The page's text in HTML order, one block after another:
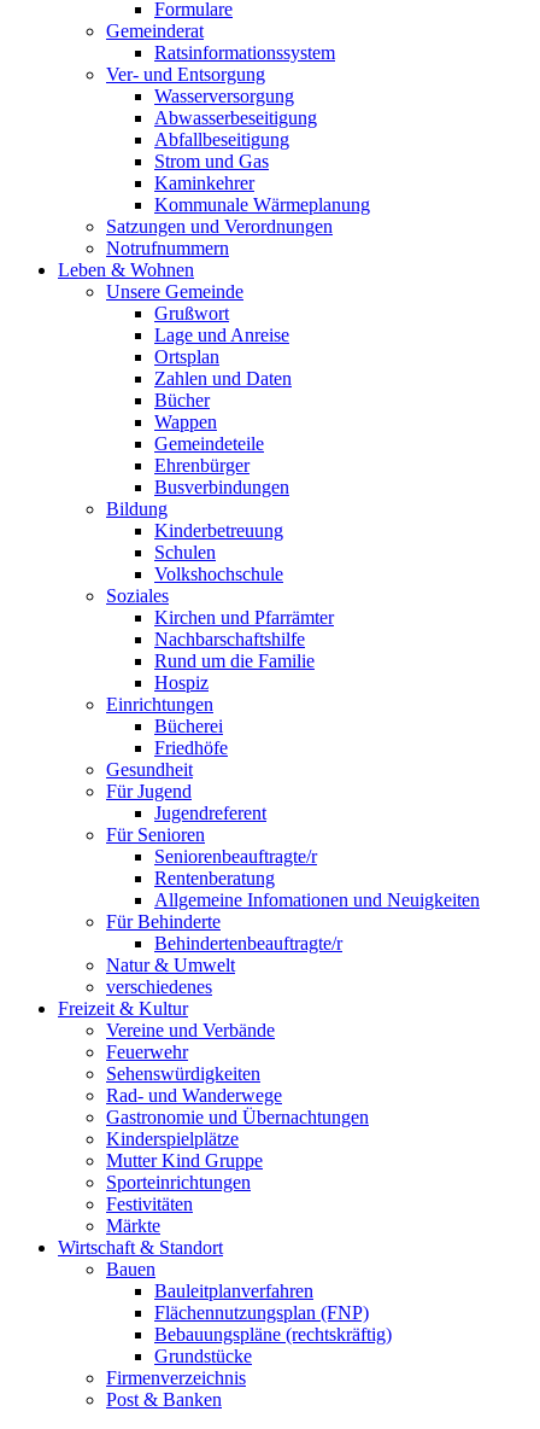
Formulare
Gemeinderat
Ratsinformationssystem
Ver- und Entsorgung
Wasserversorgung
Abwasserbeseitigung
Abfallbeseitigung
Strom und Gas
Kaminkehrer
Kommunale Wärmeplanung
Satzungen und Verordnungen
Notrufnummern
Leben & Wohnen
Unsere Gemeinde
Grußwort
Lage und Anreise
Ortsplan
Zahlen und Daten
Bücher
Wappen
Gemeindeteile
Ehrenbürger
Busverbindungen
Bildung
Kinderbetreuung
Schulen
Volkshochschule
Soziales
Kirchen und Pfarrämter
Nachbarschaftshilfe
Rund um die Familie
Hospiz
Einrichtungen
Bücherei
Friedhöfe
Gesundheit
Für Jugend
Jugendreferent
Für Senioren
Seniorenbeauftragte/r
Rentenberatung
Allgemeine Infomationen und Neuigkeiten
Für Behinderte
Behindertenbeauftragte/r
Natur & Umwelt
verschiedenes
Freizeit & Kultur
Vereine und Verbände
Feuerwehr
Sehenswürdigkeiten
Rad- und Wanderwege
Gastronomie und Übernachtungen
Kinderspielplätze
Mutter Kind Gruppe
Sporteinrichtungen
Festivitäten
Märkte
Wirtschaft & Standort
Bauen
Bauleitplanverfahren
Flächennutzungsplan (FNP)
Bebauungspläne (rechtskräftig)
Grundstücke
Firmenverzeichnis
Post & Banken